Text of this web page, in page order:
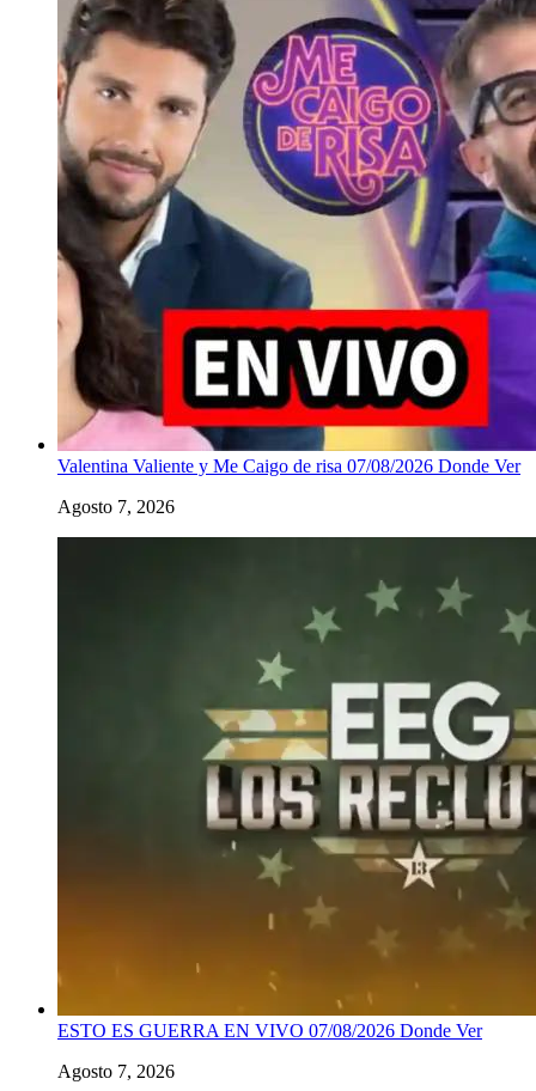
Valentina Valiente y Me Caigo de risa 07/08/2026 Donde Ver
Agosto 7, 2026
ESTO ES GUERRA EN VIVO 07/08/2026 Donde Ver
Agosto 7, 2026